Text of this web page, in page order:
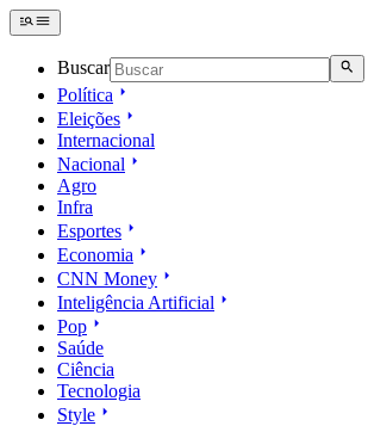
Buscar
Política
Eleições
Internacional
Nacional
Agro
Infra
Esportes
Economia
CNN Money
Inteligência Artificial
Pop
Saúde
Ciência
Tecnologia
Style